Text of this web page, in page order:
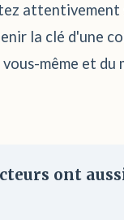
attentivement
la clé d'une
même et du
ont